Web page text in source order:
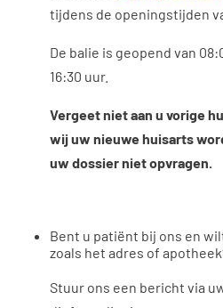
tijdens de openingstijden
De balie is geopend van
16:30 uur.
Vergeet niet aan u vorige
wij uw nieuwe huisarts
uw dossier niet opvragen.
Bent u patiënt bij ons en
zoals het adres of
Stuur ons een bericht via